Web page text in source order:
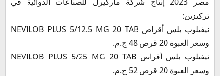
تركيزين:
نيفيلوب بلس أقراص NEVILOB PLUS 5/12.5 MG 20 TAB
وسعر العبوة 20 قرص 48 ج.م.
نيفيلوب بلس أقراص NEVILOB PLUS 5/25 MG 20 TAB
وسعر العبوة 20 قرص 52 ج.م.